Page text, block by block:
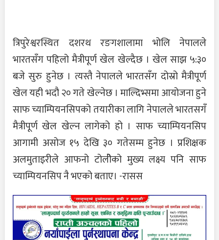
त्रिपुरेश्वरस्थित दशरथ रङगशालामा भोलि नेपालले
भारतसँग पहिलो मैत्रीपूर्ण खेल खेल्दैछ । खेल साझ ५:३०
बजे सुरु हुनेछ । त्यस्तै नेपालले भारतसँग दोस्रो मैत्रीपूर्ण
खेल यही भदौ २० गते खेल्नेछ । माल्दिभ्समा आयोजना हुने
साफ च्याम्पियनसिपको तयारीका लागि नेपालले भारतसगँ
मैत्रीपूर्ण खेल खेल्न लागेको हो । साफ च्याम्पियनसिप
आगामी असोज १५ देखि ३० गतेसम्म हुनेछ । प्रशिक्षक
अलमुताइरीले आफनो टोलीेको मुख्य लक्ष्य पनि साफ
च्याम्पियनसिप नै भएको बताए। -रासस